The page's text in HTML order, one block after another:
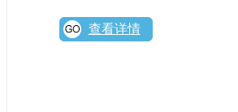
查看详情